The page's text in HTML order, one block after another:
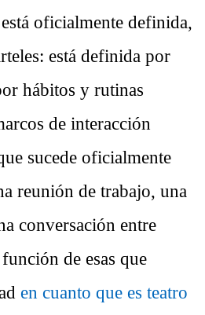
oficialmente definida,
está definida por
hábitos y rutinas
de interacción
sucede oficialmente
reunión de trabajo, una
conversación entre
de esas que
en cuanto que es teatro